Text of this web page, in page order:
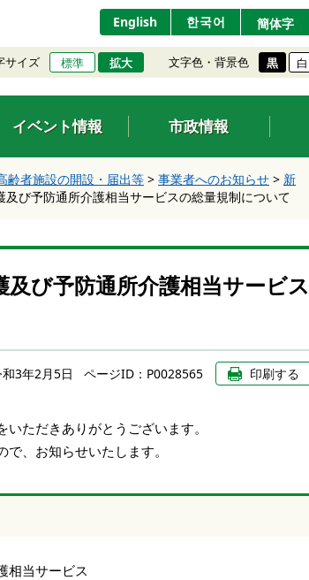
English 한국어 簡体字
サイズ 標準 拡大 文字色・背景色 黒 白
イベント情報 市政情報
齢者施設の開設・届出等 > 事業者へのお知らせ > 新
び予防通所介護相当サービスの総量規制について
び予防通所介護相当サービス
3年2月5日 ページID：P0028565 印刷する
ただきありがとうございます。
、お知らせいたします。
相当サービス